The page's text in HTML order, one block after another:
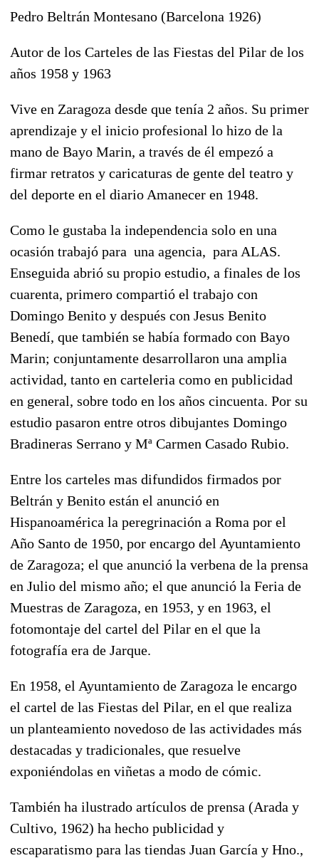
Pedro Beltrán Montesano (Barcelona 1926)
Autor de los Carteles de las Fiestas del Pilar de los
años 1958 y 1963
Vive en Zaragoza desde que tenía 2 años. Su primer
aprendizaje y el inicio profesional lo hizo de la
mano de Bayo Marin, a través de él empezó a
firmar retratos y caricaturas de gente del teatro y
del deporte en el diario Amanecer en 1948.
Como le gustaba la independencia solo en una
ocasión trabajó para una agencia, para ALAS.
Enseguida abrió su propio estudio, a finales de los
cuarenta, primero compartió el trabajo con
Domingo Benito y después con Jesus Benito
Benedí, que también se había formado con Bayo
Marin; conjuntamente desarrollaron una amplia
actividad, tanto en carteleria como en publicidad
en general, sobre todo en los años cincuenta. Por su
estudio pasaron entre otros dibujantes Domingo
Bradineras Serrano y Mª Carmen Casado Rubio.
Entre los carteles mas difundidos firmados por
Beltrán y Benito están el anunció en
Hispanoamérica la peregrinación a Roma por el
Año Santo de 1950, por encargo del Ayuntamiento
de Zaragoza; el que anunció la verbena de la prensa
en Julio del mismo año; el que anunció la Feria de
Muestras de Zaragoza, en 1953, y en 1963, el
fotomontaje del cartel del Pilar en el que la
fotografía era de Jarque.
En 1958, el Ayuntamiento de Zaragoza le encargo
el cartel de las Fiestas del Pilar, en el que realiza
un planteamiento novedoso de las actividades más
destacadas y tradicionales, que resuelve
exponiéndolas en viñetas a modo de cómic.
También ha ilustrado artículos de prensa (Arada y
Cultivo, 1962) ha hecho publicidad y
escaparatismo para las tiendas Juan García y Hno.,